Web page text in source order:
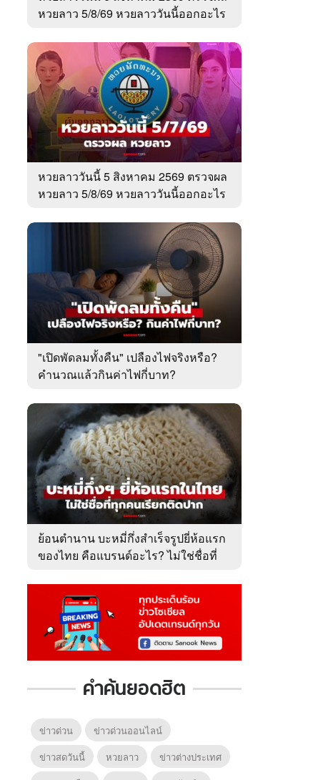
หวยลาว 5/8/69 หวยลาววันนี้ออกอะไร
หวยลาววันนี้ 5 สิงหาคม 2569 ตรวจผล
หวยลาว 5/8/69 หวยลาววันนี้ออกอะไร
"เปิดพัดลมทั้งคืน" เปลืองไฟจริงหรือ?
คำนวณแล้วกินค่าไฟกี่บาท?
ย้อนตำนาน บะหมี่กึ่งสำเร็จรูปยี่ห้อแรก
ของไทย คือแบรนด์อะไร? ไม่ใช่ชื่อที่
คำค้นยอดฮิต
ข่าวด่วน
ข่าวด่วนออนไลน์
ข่าวสดวันนี้
หวยลาว
ข่าวต่างประเทศ